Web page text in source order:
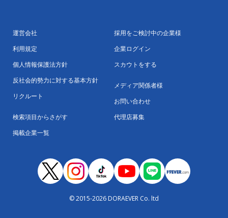
運営会社
利用規定
個人情報保護法方針
反社会的勢力に対する基本方針
リクルート
検索項目からさがす
掲載企業一覧
採用をご検討中の企業様
企業ログイン
スカウトをする
メディア関係者様
お問い合わせ
代理店募集
© 2015-2026 DORAEVER Co. ltd